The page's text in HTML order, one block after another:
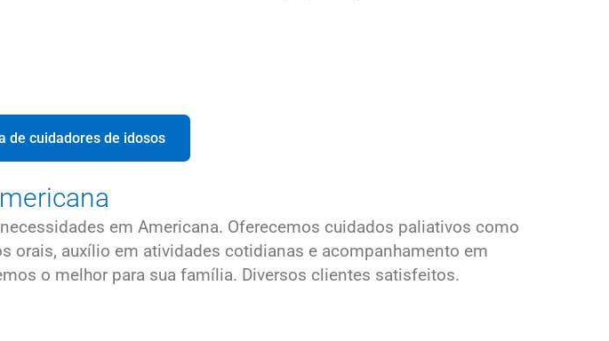
de cuidadores de idosos
em Americana. Oferecemos cuidados paliativos como
orais, auxílio em atividades cotidianas e acompanhamento em
o melhor para sua família. Diversos clientes satisfeitos.